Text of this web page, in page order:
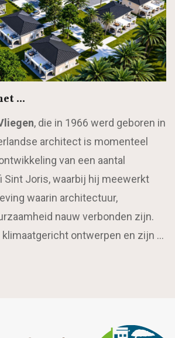
…
, die in 1966 werd geboren in
architect is momenteel
van een aantal
Sint Joris, waarbij hij meewerkt
waarin architectuur,
nauw verbonden zijn.
ontwerpen en zijn …